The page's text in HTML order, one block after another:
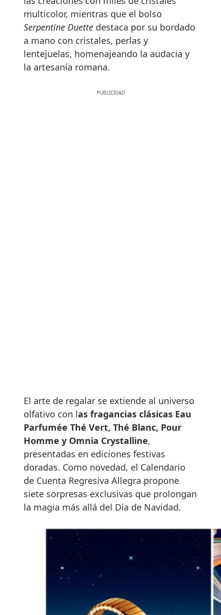
multicolor, mientras que el bolso
Serpentine Duette destaca por su bordado
a mano con cristales, perlas y
lentejuelas, homenajeando la audacia y
la artesanía romana.
El arte de regalar se extiende al universo
olfativo con las fragancias clásicas Eau
Parfumée Thé Vert, Thé Blanc, Pour
Homme y Omnia Crystalline,
presentadas en ediciones festivas
doradas. Como novedad, el Calendario
de Cuenta Regresiva Allegra propone
siete sorpresas exclusivas que prolongan
la magia más allá del Día de Navidad.